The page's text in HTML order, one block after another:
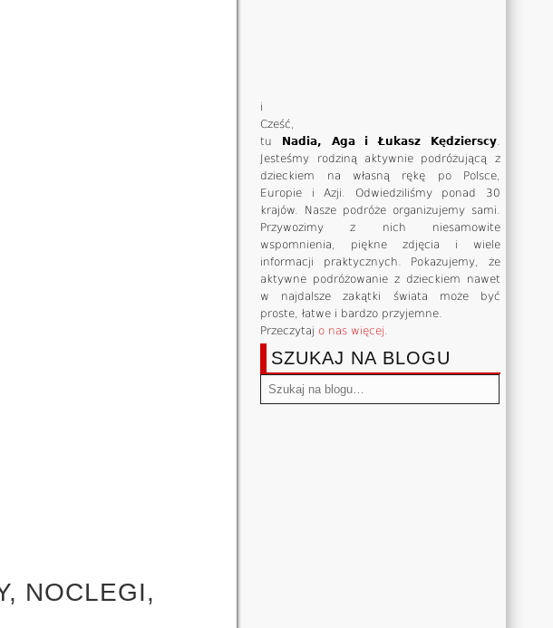
NOCLEGI,
i
Cześć,
tu
Nadia, Aga i Łukasz Kędzierscy.
Jesteśmy rodziną aktywnie podróżującą z
dzieckiem na własną rękę po Polsce,
Europie i Azji. Odwiedziliśmy ponad 30
krajów. Nasze podróże organizujemy sami.
Przywozimy z nich niesamowite
wspomnienia, piękne zdjęcia i wiele
informacji praktycznych. Pokazujemy, że
aktywne podróżowanie z dzieckiem nawet
w najdalsze zakątki świata może być
proste, łatwe i bardzo przyjemne.
Przeczytaj o nas więcej.
SZUKAJ NA BLOGU